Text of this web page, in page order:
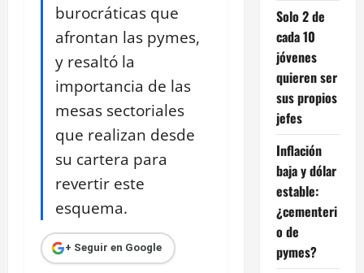
burocráticas que
afrontan las pymes,
y resaltó la
importancia de las
mesas sectoriales
que realizan desde
su cartera para
revertir este
esquema.
+ Seguir en Google
Solo 2 de
cada 10
jóvenes
quieren ser
sus propios
jefes
Inflación
baja y dólar
estable:
¿cementeri
o de
pymes?